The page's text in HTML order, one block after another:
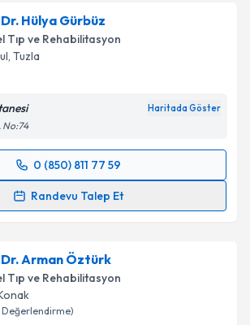
Hülya Gürbüz
Tıp ve Rehabilitasyon
, Tuzla
Haritada Göster
No:74
0 (850) 811 77 59
Randevu Talep Et
Talebi
e-posta ile bilgilendireceğiz.
Dr. Arman Öztürk
Tıp ve Rehabilitasyon
Değerlendirme)